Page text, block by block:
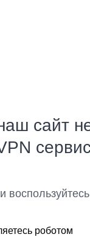
сайт
роботом